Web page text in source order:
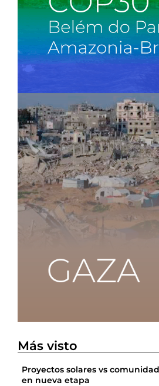
Más visto
Proyectos solares vs
en nueva etapa